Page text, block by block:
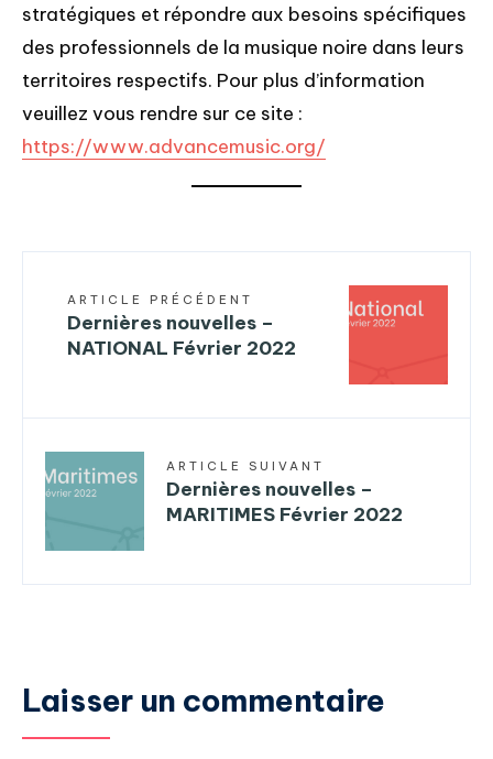
stratégiques et répondre aux besoins spécifiques
des professionnels de la musique noire dans leurs
territoires respectifs. Pour plus d’information
veuillez vous rendre sur ce site :
https://www.advancemusic.org/
ARTICLE PRÉCÉDENT
Dernières nouvelles –
NATIONAL Février 2022
ARTICLE SUIVANT
Dernières nouvelles –
MARITIMES Février 2022
Laisser un commentaire